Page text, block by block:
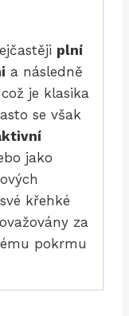
plní
a následně
je klasika
se však
jako
křehké
za
pokrmu